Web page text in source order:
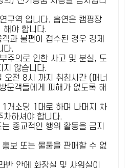
구역 입니다. 흡연은 캠핑장
해야 합니다.
과 불편이 접수된 경우 강제
다.
주의로 인한 사고 및 분실, 도
지 않습니다.
전 8시 까지 취침시간 (매너
문객들에게 피해가 없도록 해
개소당 1대로 하며 나머지 차
차하셔야 합니다.
종교적인 행위 활동을 금지
보 또는 물품을 판매할 수 없
안에 화장실 및 샤워실이